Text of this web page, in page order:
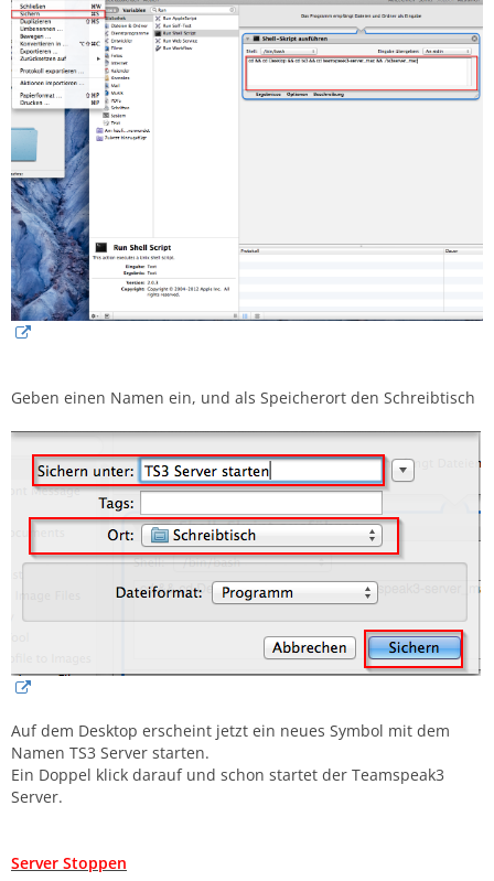
Geben einen Namen ein, und als Speicherort den Schreibtisch
Auf dem Desktop erscheint jetzt ein neues Symbol mit dem
Namen TS3 Server starten.
Ein Doppel klick darauf und schon startet der Teamspeak3
Server.
Server Stoppen